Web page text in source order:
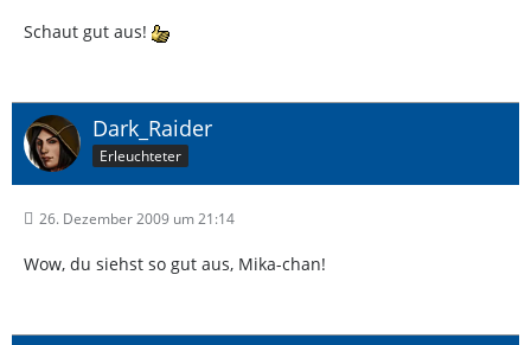
Schaut gut aus!
Dark_Raider
Erleuchteter
26. Dezember 2009 um 21:14
Wow, du siehst so gut aus, Mika-chan!